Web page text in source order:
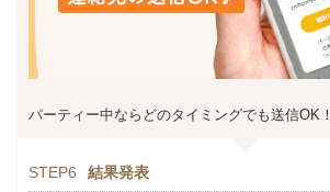
パーティー中ならどのタイミングでも送信OK！
STEP6 結果発表